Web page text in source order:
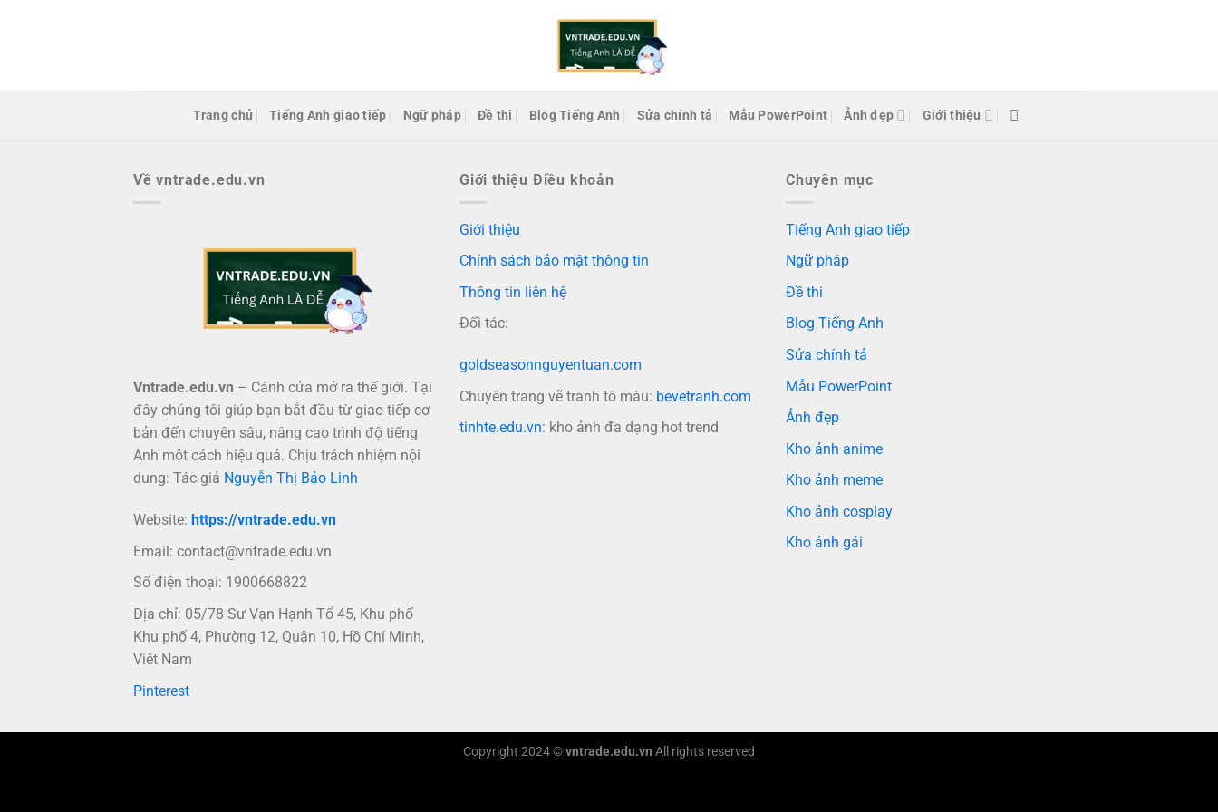
Trang chủ Tiếng Anh giao tiếp Ngữ pháp Đề thi Blog Tiếng Anh Sửa chính tả Mẫu PowerPoint Ảnh đẹp Giới thiệu
Về vntrade.edu.vn
Vntrade.edu.vn – Cánh cửa mở ra thế giới. Tại
đây chúng tôi giúp bạn bắt đầu từ giao tiếp cơ
bản đến chuyên sâu, nâng cao trình độ tiếng
Anh một cách hiệu quả. Chịu trách nhiệm nội
dung: Tác giả Nguyễn Thị Bảo Linh
Website: https://vntrade.edu.vn
Email: contact@vntrade.edu.vn
Số điện thoại: 1900668822
Địa chỉ: 05/78 Sư Vạn Hạnh Tổ 45, Khu phố
Khu phố 4, Phường 12, Quận 10, Hồ Chí Minh,
Việt Nam
Pinterest
Giới thiệu Điều khoản
Giới thiệu
Chính sách bảo mật thông tin
Thông tin liên hệ
Đối tác:
goldseasonnguyentuan.com
Chuyên trang vẽ tranh tô màu: bevetranh.com
tinhte.edu.vn: kho ảnh đa dạng hot trend
Chuyên mục
Tiếng Anh giao tiếp
Ngữ pháp
Đề thi
Blog Tiếng Anh
Sửa chính tả
Mẫu PowerPoint
Ảnh đẹp
Kho ảnh anime
Kho ảnh meme
Kho ảnh cosplay
Kho ảnh gái
Copyright 2024 ©vntrade.edu.vn All rights reserved